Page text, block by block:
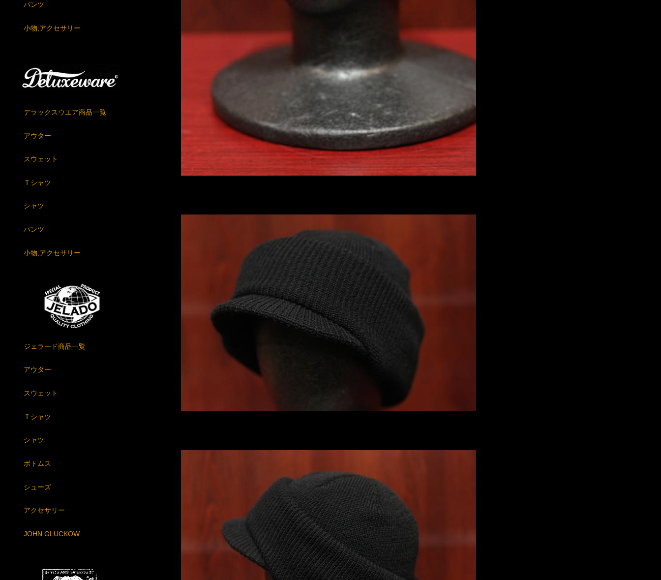
パンツ
小物,アクセサリー
デラックスウエア商品一覧
アウター
スウェット
Ｔシャツ
シャツ
パンツ
小物,アクセサリー
ジェラード商品一覧
アウター
スウェット
Ｔシャツ
シャツ
ボトムス
シューズ
アクセサリー
JOHN GLUCKOW